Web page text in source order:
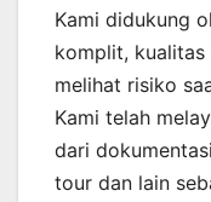
Kami didukung
komplit,
melihat risiko
Kami telah
dari
tour dan lain